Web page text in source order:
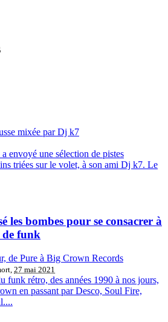
mixée par Dj k7
envoyé une sélection de pistes
triées sur le volet, à son ami Dj k7. Le
les bombes pour se consacrer à
de funk
de Pure à Big Crown Records
27 mai 2021
funk rétro, des années 1990 à nos jours,
en passant par Desco, Soul Fire,